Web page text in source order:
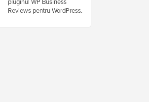
Reviews pentru WordPress.